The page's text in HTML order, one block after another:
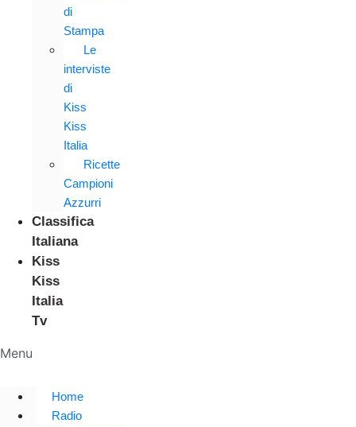
di
Stampa
Le
interviste
di
Kiss
Kiss
Italia
Ricette
Campioni
Azzurri
Classifica
Italiana
Kiss
Kiss
Italia
Tv
Menu
Home
Radio